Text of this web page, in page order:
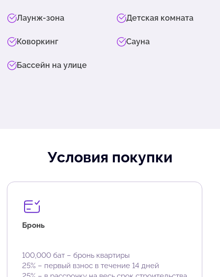
Лаунж-зона Детская комната
Коворкинг Сауна
Бассейн на улице
Условия покупки
Бронь
100,000 бат – бронь квартиры
25% – первый взнос в течение 14 дней